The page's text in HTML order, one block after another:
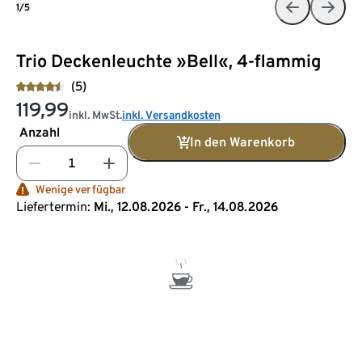
Trio Deckenleuchte »Bell«, 4-flammig
(5)
119,99inkl. MwSt.inkl. Versandkosten
Anzahl
In den Warenkorb
Wenige verfügbar
Liefertermin: Mi., 12.08.2026 - Fr., 14.08.2026
1/5